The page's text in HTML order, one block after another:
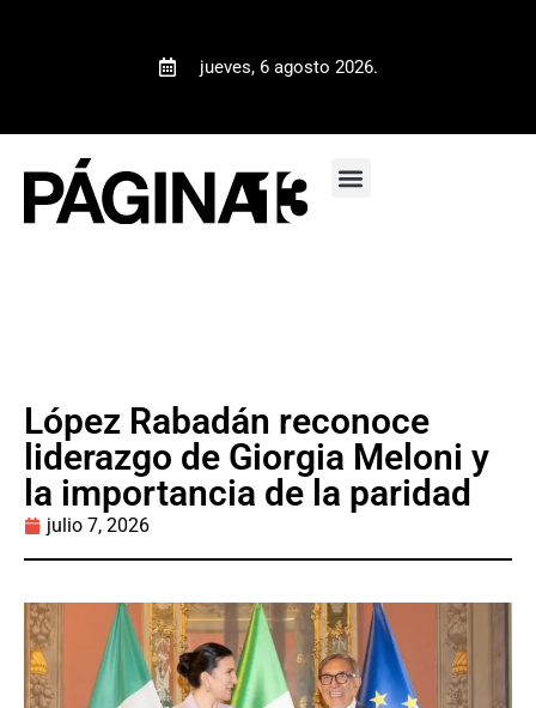
jueves, 6 agosto 2026.
López Rabadán reconoce
liderazgo de Giorgia Meloni y
la importancia de la paridad
julio 7, 2026